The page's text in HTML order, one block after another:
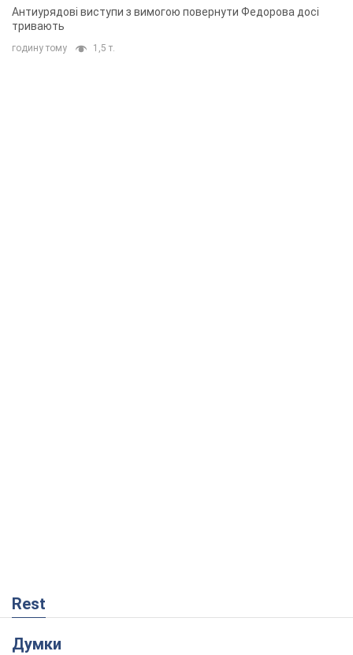
Антиурядові виступи з вимогою повернути Федорова досі
тривають
годину тому 1,5 т.
Rest
Думки